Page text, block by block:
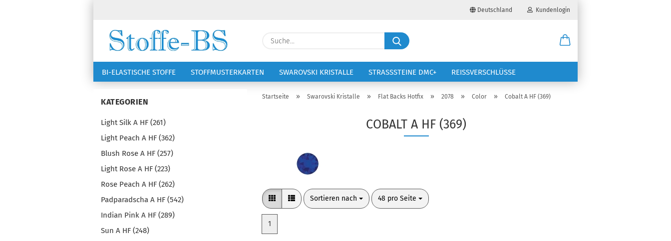
Deutschland
Lieferland
Kundenlogin
Suche...
BI-ELASTISCHE STOFFE STOFFMUSTERKARTEN SWAROVSKI KRISTALLE STRASSSTEINE DMC+ REISSVERSCHLÜSSE
VOLTIGIERANZÜGE STICKEREI
Startseite » Swarovski Kristalle » Flat Backs Hotfix » 2078 » Color » Cobalt A HF (369)
COBALT A HF (369)
Sortieren nach
Sortieren nach 48 pro Seite
pro Seite
1
KATEGORIEN
Light Silk A HF (261)
Light Peach A HF (362)
Blush Rose A HF (257)
Light Rose A HF (223)
Rose Peach A HF (262)
Padparadscha A HF (542)
Indian Pink A HF (289)
Sun A HF (248)